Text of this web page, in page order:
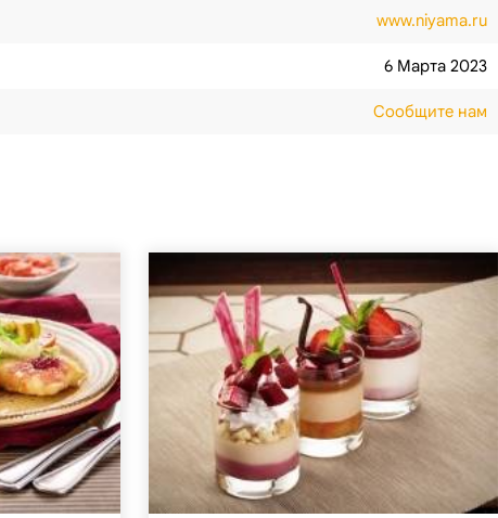
www.niyama.ru
6 Марта 2023
Сообщите нам